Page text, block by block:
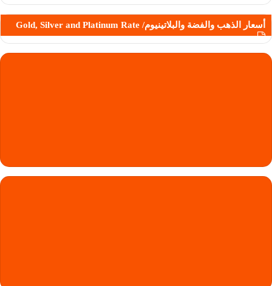
أسعار الذهب والفضة والبلاتينيوم/ Gold, Silver and Platinum Rate